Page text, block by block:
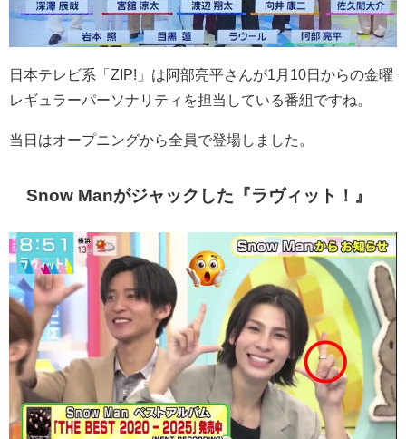
日本テレビ系「ZIP!」は阿部亮平さん が1月10日からの金曜
レギュラーパーソナリティを担当している番組ですね。
当日はオープニングから全員で登場しました。
Snow Manがジャックした『ラヴィット！』